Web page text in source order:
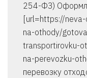
254-ФЗ)
[url=https://
na-othody/
transportirovku-
na-perevozku-
перевозку